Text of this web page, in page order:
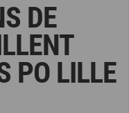
DE
PO LILLE